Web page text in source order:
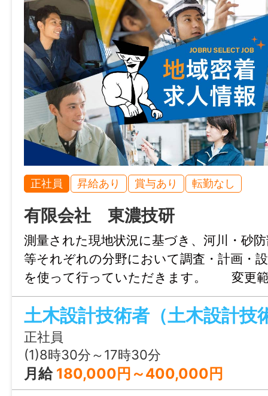
特記事項
・受動喫煙防止対策：喫煙室設置
・試用期間：3ヶ月
・試用期間中の労働条件：月給265,100～
務・調整・現場手当の支給なし）※他変更
・雇用期間の定め：なし
・定年制：あり（65歳）
・再雇用制度：あり（70歳）
・固定残業代制：なし
情報公開日
2026/05/01 23:59
に振休を取得
休日・休暇
完全週休2日制（土・日）、GW、夏季休
ヶ月経過後の年次有給休暇日数：10日
諸手当
昇給あり
通勤手当あり(上限15,000円/月)
退職金制度あり(勤続2年以上)
資格手当あり(上限50,000円/月)
資格取得補助あり
家族手当あり(配偶者：6,000円/月、子：
5,000円/月)
時間外手当あり
その他手当あり(職務手当：上限50,000円/
上限35,000円/月)
加入保険等
社会保険完備（雇用・健康・労災・厚生）
雇用形態
正社員
経験
不問
年齢制限
不問
学歴
不問
免許・資格
工管理技士（1級/2級）をお持ちの方歓迎！
験を積みながら資格取得も可能です！
就業時間
08:00～17:00（実働8時間）
正社員 昇給あり 賞与あり 転勤なし
有限会社 東濃技研
測量された現地状況に基づき、河川・砂
等それぞれの分野において調査・計画・
を使って行っていただきます。 変更範
営業補助等を行っていただく場合が
ともに活躍できる環境です！
正社員
(1)8時30分～17時30分
月給 180,000円～400,000円